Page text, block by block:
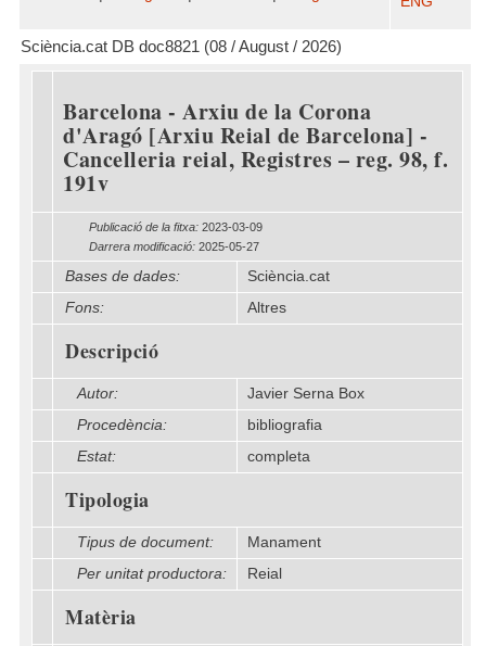
Sciència.cat DB doc8821 (08 / August / 2026)
Barcelona - Arxiu de la Corona
d'Aragó [Arxiu Reial de Barcelona] -
Cancelleria reial, Registres – reg. 98, f.
191v
Publicació de la fitxa: 2023-03-09
Darrera modificació: 2025-05-27
Bases de dades:
Sciència.cat
Fons:
Altres
Descripció
Autor:
Javier Serna Box
Procedència:
bibliografia
Estat:
completa
Tipologia
Tipus de document:
Manament
Per unitat productora:
Reial
Matèria